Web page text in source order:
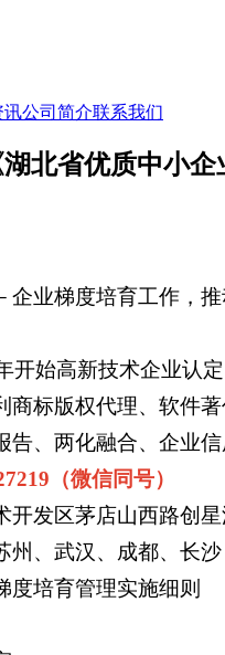
讯公司简介联系我们
湖北省优质中小
企业梯度培育工作，
开始高新技术企业认
商标版权代理、软件
告、两化融合、企业
（微信同号）
开发区茅店山西路创
州、武汉、成都、长沙
度培育管理实施细则